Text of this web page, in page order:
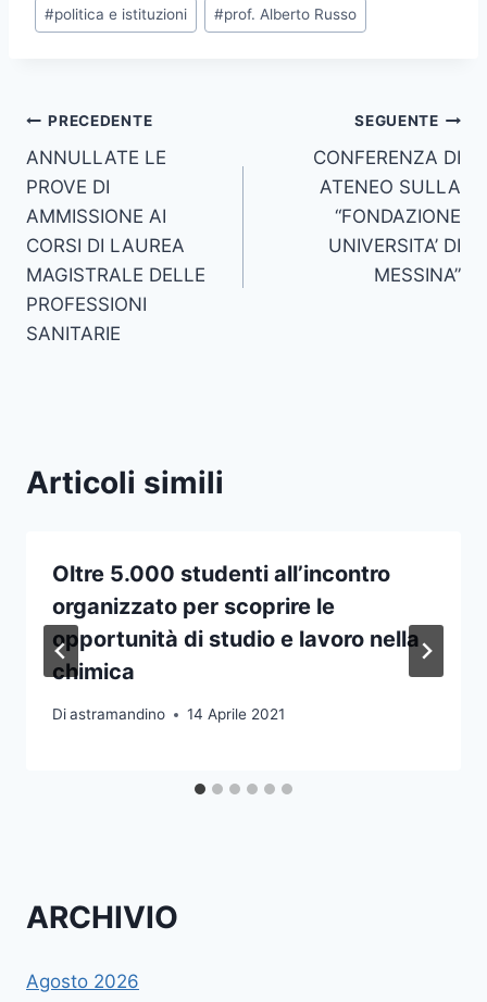
#politica e istituzioni #prof. Alberto Russo
Navigazione
articoli
PRECEDENTE
ANNULLATE LE
PROVE DI
AMMISSIONE AI
CORSI DI LAUREA
MAGISTRALE DELLE
PROFESSIONI
SANITARIE
SEGUENTE
CONFERENZA DI
ATENEO SULLA
“FONDAZIONE
UNIVERSITA’ DI
MESSINA”
Articoli simili
Oltre 5.000 studenti all’incontro
organizzato per scoprire le
opportunità di studio e lavoro nella
chimica
Diastramandino 14 Aprile 2021
ARCHIVIO
Agosto 2026